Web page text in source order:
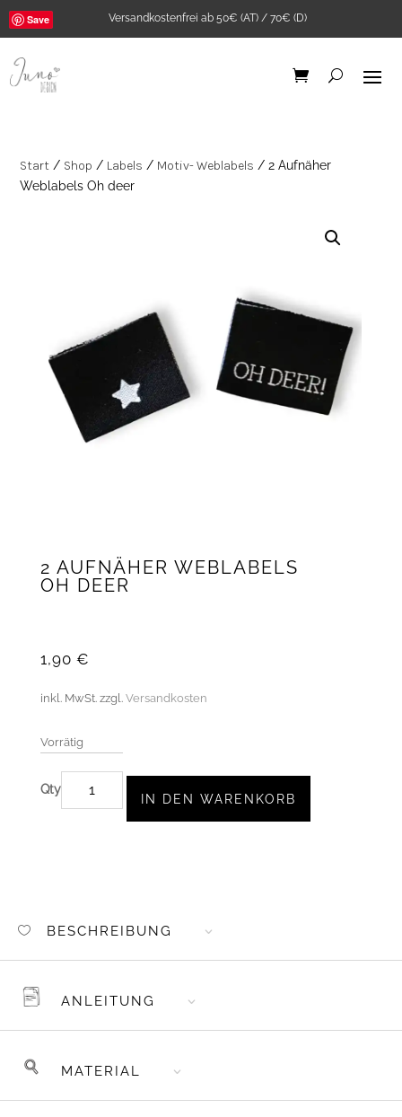
Versandkostenfrei ab 50€ (AT) / 70€ (D)
Save
Start / Shop / Labels / Motiv- Weblabels / 2 Aufnäher
Weblabels Oh deer
2 AUFNÄHER WEBLABELS
OH DEER
1,90 €
inkl. MwSt. zzgl. Versandkosten
Vorrätig
AUFNÄHER
IN DEN WARENKORB
BESCHREIBUNG
ANLEITUNG
MATERIAL
6,45€